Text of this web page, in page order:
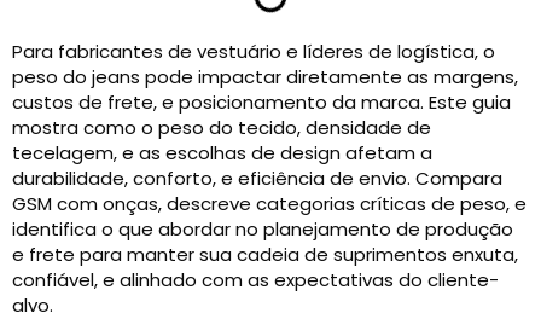
Para fabricantes de vestuário e líderes de logística, o
peso do jeans pode impactar diretamente as margens,
custos de frete, e posicionamento da marca. Este guia
mostra como o peso do tecido, densidade de
tecelagem, e as escolhas de design afetam a
durabilidade, conforto, e eficiência de envio. Compara
GSM com onças, descreve categorias críticas de peso, e
identifica o que abordar no planejamento de produção
e frete para manter sua cadeia de suprimentos enxuta,
confiável, e alinhado com as expectativas do cliente-
alvo.